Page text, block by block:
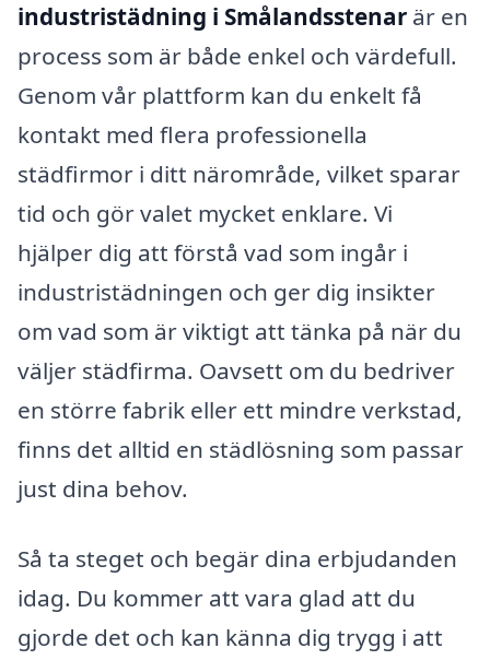
industristädning i Smålandsstenar är en
process som är både enkel och värdefull.
Genom vår plattform kan du enkelt få
kontakt med flera professionella
städfirmor i ditt närområde, vilket sparar
tid och gör valet mycket enklare. Vi
hjälper dig att förstå vad som ingår i
industristädningen och ger dig insikter
om vad som är viktigt att tänka på när du
väljer städfirma. Oavsett om du bedriver
en större fabrik eller ett mindre verkstad,
finns det alltid en städlösning som passar
just dina behov.
Så ta steget och begär dina erbjudanden
idag. Du kommer att vara glad att du
gjorde det och kan känna dig trygg i att